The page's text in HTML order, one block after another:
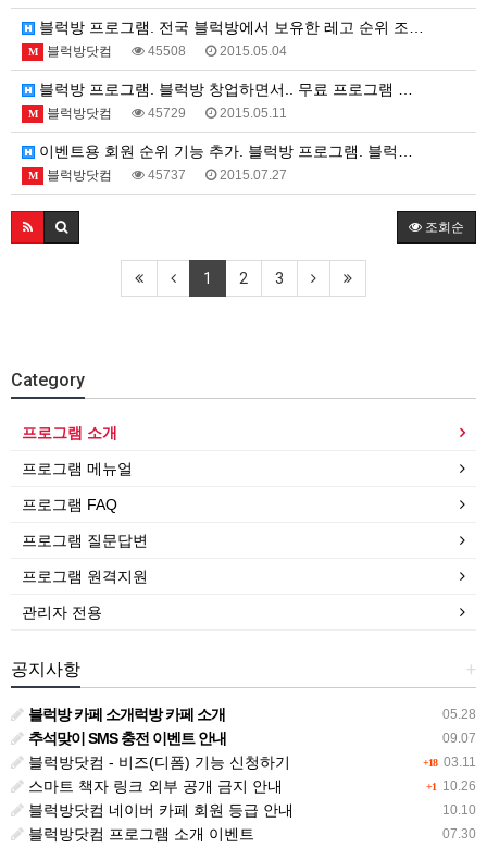
블럭방 프로그램. 전국 블럭방에서 보유한 레고 순위 조…
M 블럭방닷컴 45508 2015.05.04
블럭방 프로그램. 블럭방 창업하면서.. 무료 프로그램 …
M 블럭방닷컴 45729 2015.05.11
이벤트용 회원 순위 기능 추가. 블럭방 프로그램. 블럭…
M 블럭방닷컴 45737 2015.07.27
조회순
1 2 3
Category
프로그램 소개
프로그램 메뉴얼
프로그램 FAQ
프로그램 질문답변
프로그램 원격지원
관리자 전용
+
공지사항
05.28
블럭방 카페 소개럭방 카페 소개
09.07
추석맞이 SMS 충전 이벤트 안내
+18 03.11
블럭방닷컴 - 비즈(디폼) 기능 신청하기
+1 10.26
스마트 책자 링크 외부 공개 금지 안내
10.10
블럭방닷컴 네이버 카페 회원 등급 안내
07.30
블럭방닷컴 프로그램 소개 이벤트